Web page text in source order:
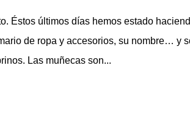
Éstos últimos días hemos estado
de ropa y accesorios, su nombre… y
Las muñecas son...